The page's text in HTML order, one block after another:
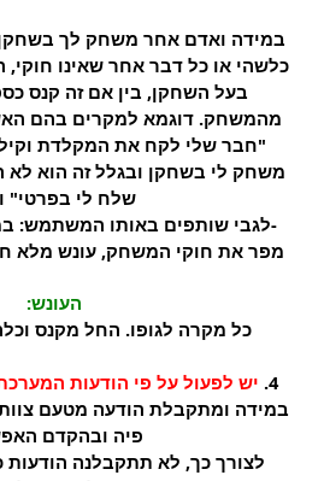
במידה ואדם אחר משחק לך
כלשהי או כל דבר אחר שאינו
בעל השחקן, בין אם זה קנס
מהמשחק. דוגמא למקרים בהם
"חבר שלי לקח את המקלדת
משחק לי בשחקן ובגלל זה הוא לא
שלח לי בפרטי"
-לגבי שותפים באותו המשתמש:
מפר את חוקי המשחק, עונש מלא
העונש:
כל מקרה לגופו. החל מקנס
4. יש לפעול על פי הודעות
במידה ומתקבלת הודעה מטעם
פיה ובהקדם
לצורך כך, לא תתקבלנה הודעות